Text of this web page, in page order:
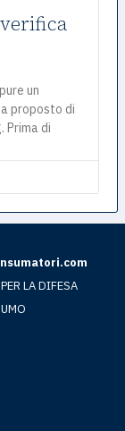
un
proposto di
Prima di
LA DIFESA